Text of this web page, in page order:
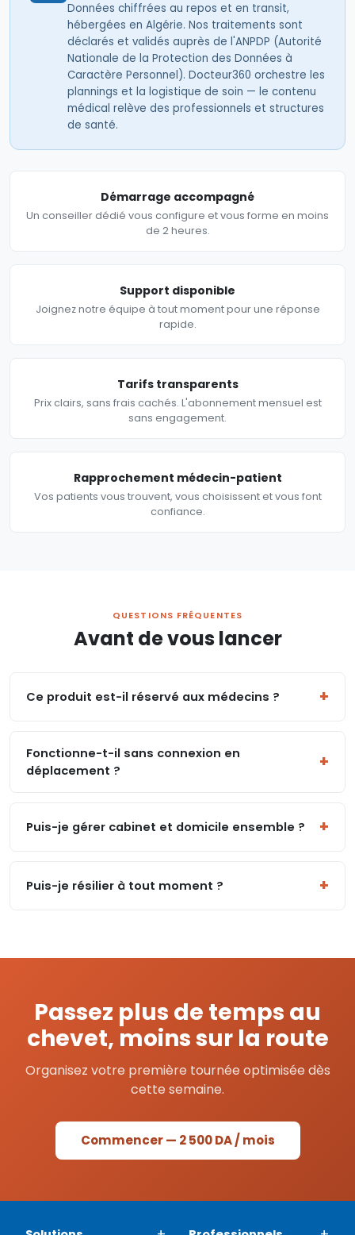
Données chiffrées au repos et en transit,
hébergées en Algérie. Nos traitements sont
déclarés et validés auprès de l'ANPDP (Autorité
Nationale de la Protection des Données à
Caractère Personnel). Docteur360 orchestre les
plannings et la logistique de soin — le contenu
médical relève des professionnels et structures
de santé.
Démarrage accompagné
Un conseiller dédié vous configure et vous forme en moins
de 2 heures.
Support disponible
Joignez notre équipe à tout moment pour une réponse
rapide.
Tarifs transparents
Prix clairs, sans frais cachés. L'abonnement mensuel est
sans engagement.
Rapprochement médecin-patient
Vos patients vous trouvent, vous choisissent et vous font
confiance.
QUESTIONS FRÉQUENTES
Avant de vous lancer
Ce produit est-il réservé aux médecins ?
Fonctionne-t-il sans connexion en
déplacement ?
Puis-je gérer cabinet et domicile ensemble ?
Puis-je résilier à tout moment ?
Passez plus de temps au
chevet, moins sur la route
Organisez votre première tournée optimisée dès
cette semaine.
Commencer — 2 500 DA / mois